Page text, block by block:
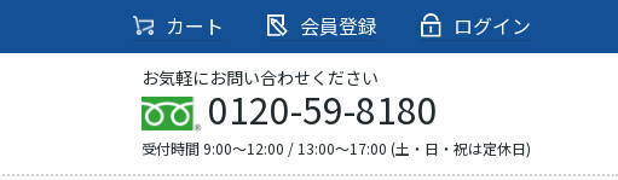
カート 会員登録 ログイン
お気軽にお問い合わせください
0120-59-8180
受付時間 9:00～12:00 / 13:00～17:00 (土・日・祝は定休日)